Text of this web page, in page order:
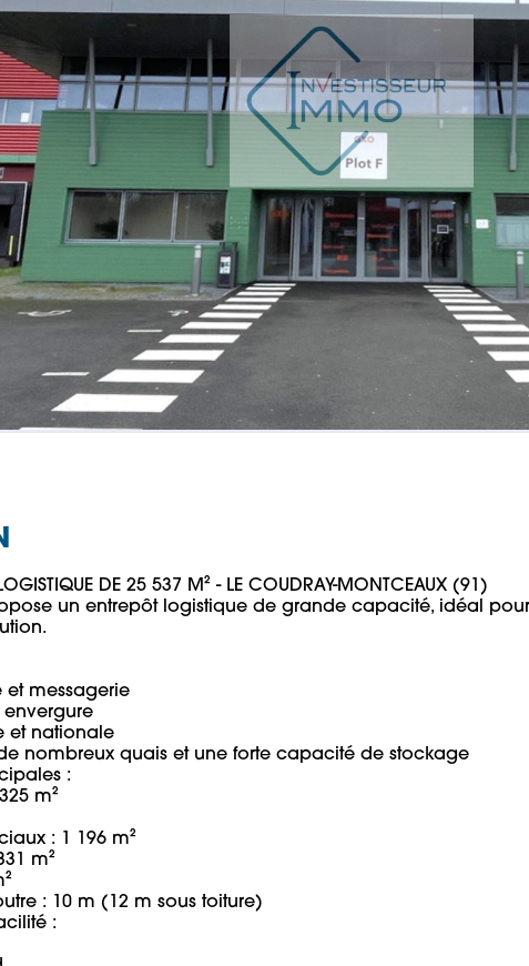
DE 25 537 M² - LE COUDRAY-MONTCEAUX (91)
un entrepôt logistique de grande capacité, idéal
et messagerie
et nationale
nombreux quais et une forte capacité de stockage
:
m²
: 1 196 m²
m²
: 10 m (12 m sous toiture)
: